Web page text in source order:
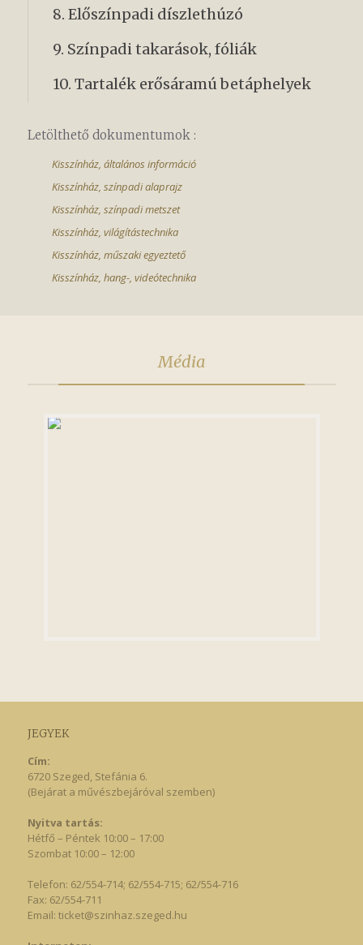
8. Előszínpadi díszlethúzó
9. Színpadi takarások, fóliák
10. Tartalék erősáramú betáphelyek
Letölthető dokumentumok :
Kisszínház, általános információ
Kisszínház, színpadi alaprajz
Kisszínház, színpadi metszet
Kisszínház, világítástechnika
Kisszínház, műszaki egyeztető
Kisszínház, hang-, videótechnika
Média
JEGYEK
Cím:
6720 Szeged, Stefánia 6.
(Bejárat a művészbejáróval szemben)
Nyitva tartás:
Hétfő – Péntek 10:00 – 17:00
Szombat 10:00 – 12:00
Telefon: 62/554-714; 62/554-715; 62/554-716
Fax: 62/554-711
Email: ticket@szinhaz.szeged.hu